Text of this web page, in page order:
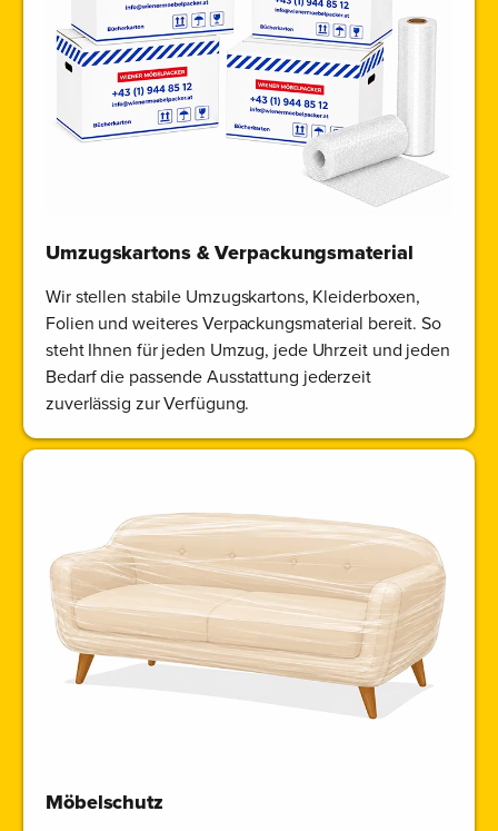
Umzugskartons & Verpackungsmaterial
Wir stellen stabile Umzugskartons, Kleiderboxen,
Folien und weiteres Verpackungsmaterial bereit. So
steht Ihnen für jeden Umzug, jede Uhrzeit und jeden
Bedarf die passende Ausstattung jederzeit
zuverlässig zur Verfügung.
Möbelschutz